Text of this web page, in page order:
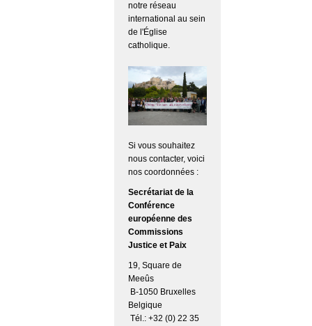
notre réseau
international au sein
de l'Église
catholique.
Si vous souhaitez
nous contacter, voici
nos coordonnées :
Secrétariat de la
Conférence
européenne des
Commissions
Justice et Paix
19, Square de
Meeûs
B-1050 Bruxelles
Belgique
Tél.: +32 (0) 22 35